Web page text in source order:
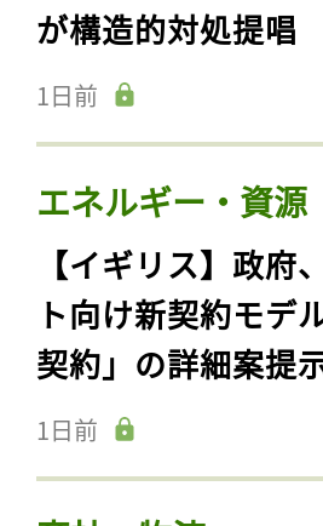
が構造的対処提唱
1日前
エネルギー・資源
【イギリス】政府
ト向け新契約モデ
契約」の詳細案提
1日前